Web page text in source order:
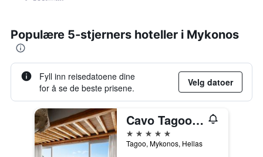
Populære 5-stjerners hoteller i Mykonos
Fyll inn reisedatoene dine
for å se de beste prisene.
Velg datoer
Cavo Tagoo Mykonos
5 stjerner
Tagoo, Mykonos, Hellas